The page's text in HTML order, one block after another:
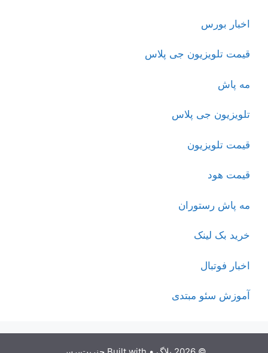
اخبار بورس
قیمت تلویزیون جی پلاس
مه پاش
تلویزیون جی پلاس
قیمت تلویزیون
قیمت هود
مه پاش رستوران
خرید بک لینک
اخبار فوتبال
آموزش سئو مبتدی